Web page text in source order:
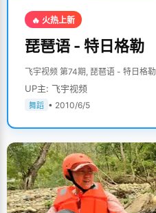
🔥 火热上新
琵琶语 - 特日格勒
飞宇视频 第74期, 琵琶语 - 特日格勒
UP主: 飞宇视频
舞蹈 • 2010/6/5